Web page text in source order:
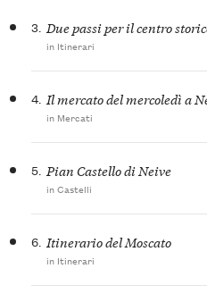
3. Due passi per il centro
in Itinerari
4. Il mercato del mercoledì a
in Mercati
5. Pian Castello di Neive
in Castelli
6. Itinerario del Moscato
in Itinerari